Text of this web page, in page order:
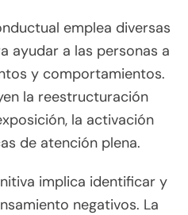
emplea diversas
ayudar a las personas a
y comportamientos.
la reestructuración
la activación
de atención plena.
implica identificar y
negativos. La